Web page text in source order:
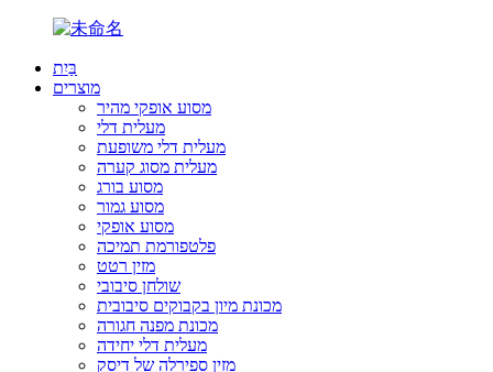
בַּיִת
מוצרים
מסוע אופקי מהיר
מעלית דלי
מעלית דלי משופעת
מעלית מסוג קערה
מסוע בורג
מסוע גמור
מסוע אופקי
פלטפורמת תמיכה
מזין רטט
שולחן סיבובי
מכונת מיון בקבוקים סיבובית
מכונת מפנה חגורה
מעלית דלי יחידה
מזין ספירלה של דיסק